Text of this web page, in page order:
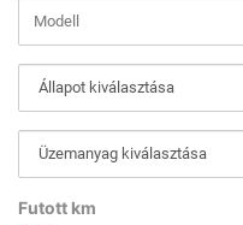
Futott km